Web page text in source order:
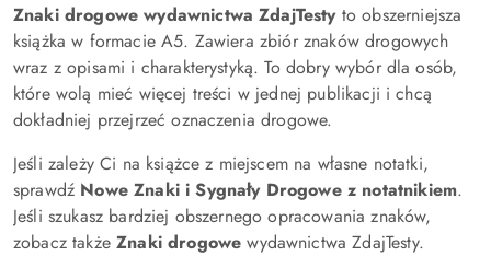
Znaki drogowe wydawnictwa ZdajTestyto obszerniejsza
książka w formacie A5. Zawiera zbiór znaków drogowych
wraz z opisami i charakterystyką. To dobry wybór dla osób,
które wolą mieć więcej treści w jednej publikacji i chcą
dokładniej przejrzeć oznaczenia drogowe.
Jeśli zależy Ci na książce z miejscem na własne notatki,
sprawdź Nowe Znaki i Sygnały Drogowe z notatnikiem.
Jeśli szukasz bardziej obszernego opracowania znaków,
zobacz takżeZnaki drogowe wydawnictwa ZdajTesty.